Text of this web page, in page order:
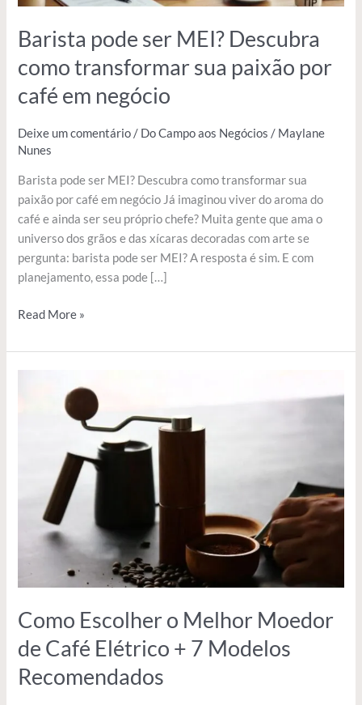
Barista pode ser MEI? Descubra
como transformar sua paixão por
café em negócio
Deixe um comentário / Do Campo aos Negócios / Maylane
Nunes
Barista pode ser MEI? Descubra como transformar sua
paixão por café em negócio Já imaginou viver do aroma do
café e ainda ser seu próprio chefe? Muita gente que ama o
universo dos grãos e das xícaras decoradas com arte se
pergunta: barista pode ser MEI? A resposta é sim. E com
planejamento, essa pode […]
negócio
Read More »
Como Escolher o Melhor Moedor
de Café Elétrico + 7 Modelos
Recomendados
Elétrico
Modelos
Recomendados